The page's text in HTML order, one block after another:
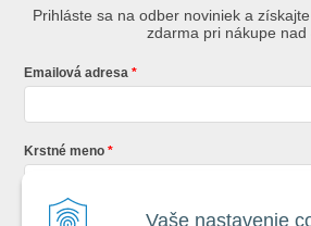
Vaše nastavenie
Prihláste sa na odber noviniek a
zdarma pri nákupe nad
Emailová adresa
Krstné meno